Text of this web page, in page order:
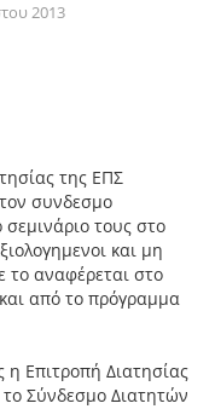
2013
της ΕΠΣ
συνδεσμο
τους στο
και μη
το αναφέρεται στο
από το πρόγραμμα
η Επιτροπή Διατησίας
Σύνδεσμο Διατητών